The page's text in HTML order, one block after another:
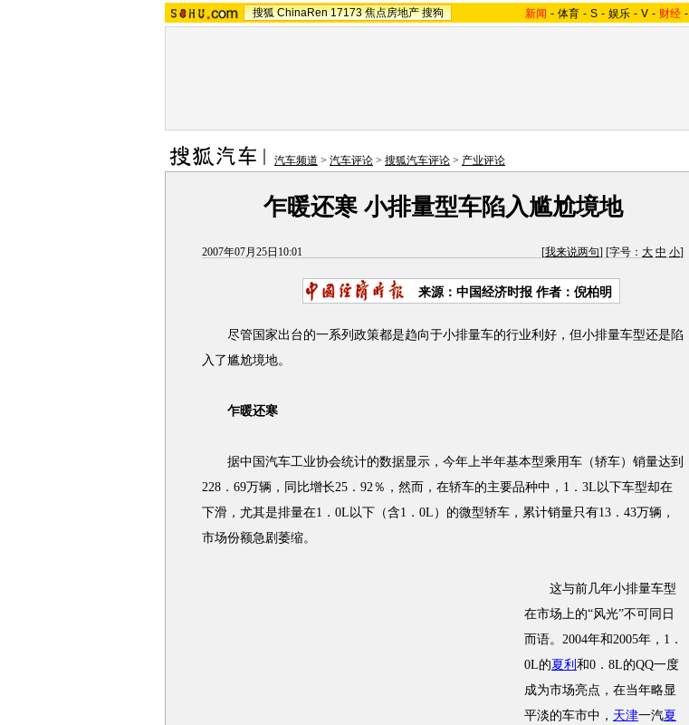
搜狐 ChinaRen 17173 焦点房地产 搜狗 新闻 - 体育 - S - 娱乐 - V - 财经 -
汽车频道 > 汽车评论 > 搜狐汽车评论 > 产业评论
乍暖还寒 小排量型车陷入尴尬境地
2007年07月25日10:01 [我来说两句] [字号： 大 中 小]
来源：中国经济时报 作者：倪柏明
尽管国家出台的一系列政策都是趋向于小排量车的行业利好，但小排量车型还是陷
入了尴尬境地。
乍暖还寒
据中国汽车工业协会统计的数据显示，今年上半年基本型乘用车（轿车）销量达到
228．69万辆，同比增长25．92％，然而，在轿车的主要品种中，1．3L以下车型却在
下滑，尤其是排量在1．0L以下（含1．0L）的微型轿车，累计销量只有13．43万辆，
市场份额急剧萎缩。
这与前几年小排量车型
在市场上的“风光”不可同日
而语。2004年和2005年，1．
0L的夏利 和0．8L的QQ一度
成为市场亮点，在当年略显
平淡的车市中， 天津一汽夏